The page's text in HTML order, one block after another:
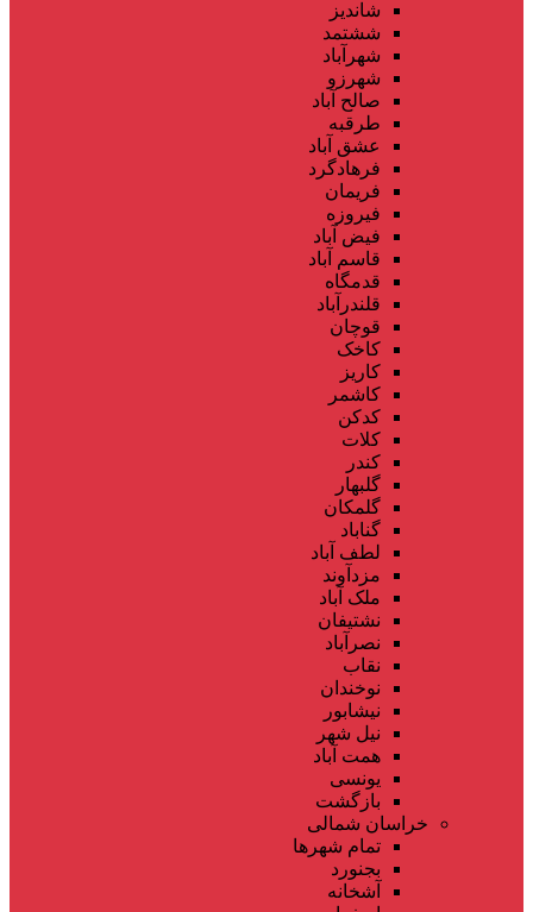
شاندیز
ششتمد
شهرآباد
شهرزو
صالح آباد
طرقبه
عشق آباد
فرهادگرد
فریمان
فیروزه
فیض آباد
قاسم آباد
قدمگاه
قلندرآباد
قوچان
کاخک
کاریز
کاشمر
کدکن
کلات
کندر
گلبهار
گلمکان
گناباد
لطف آباد
مزدآوند
ملک آباد
نشتیفان
نصرآباد
نقاب
نوخندان
نیشابور
نیل شهر
همت آباد
یونسی
بازگشت
خراسان شمالی
تمام شهر‌ها
بجنورد
آشخانه